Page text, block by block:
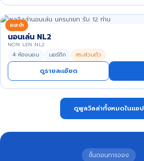
แนะนำ
นอนเล่น NL2
NON LEN NL2
4 ห้องนอน นอร์ดิก สระส่วนตัว
ดูรายละเอียด
ดูพูลวิลล่าทั้งหมดในแอป
ขั้นตอนการจอง